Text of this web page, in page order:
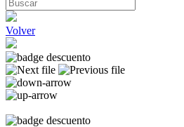
Volver